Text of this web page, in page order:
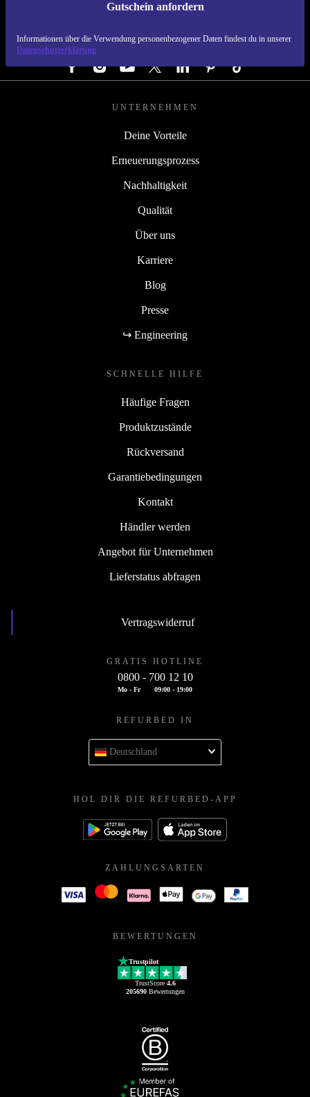
Gutschein anfordern
Informationen über die Verwendung personenbezogener Daten findest du in unserer
Datenschutzerklärung
REFURBED DEUTSCHLAND - RETHINK NEW.
FOLGE UNS
UNTERNEHMEN
Deine Vorteile
Erneuerungsprozess
Nachhaltigkeit
Qualität
Über uns
Karriere
Blog
Presse
↪ Engineering
SCHNELLE HILFE
Häufige Fragen
Produktzustände
Rückversand
Garantiebedingungen
Kontakt
Händler werden
Angebot für Unternehmen
Lieferstatus abfragen
Vertragswiderruf
GRATIS HOTLINE
0800 - 700 12 10
Mo - Fr 09:00 - 19:00
REFURBED IN
Deutschland
HOL DIR DIE REFURBED-APP
ZAHLUNGSARTEN
BEWERTUNGEN
Trustpilot
TrustScore 4.6
205690Bewertungen